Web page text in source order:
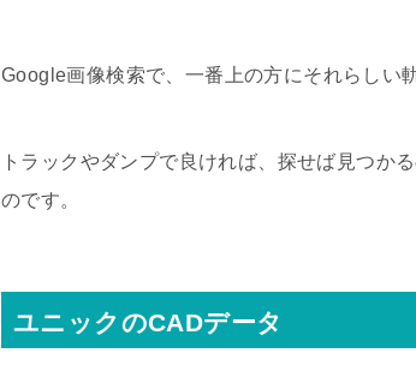
Google画像検索で、一番上の方にそれらしい
トラックやダンプで良ければ、探せば見つか
のです。
ユニックのCADデータ